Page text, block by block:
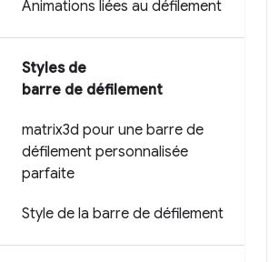
Animations liées au défilement
Styles de
barre de défilement
matrix3d pour une barre de
défilement personnalisée
parfaite
Style de la barre de défilement